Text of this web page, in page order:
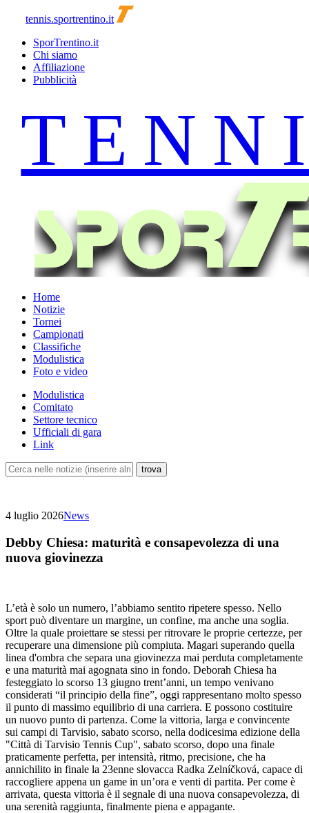
tennis.sportrentino.it
SporTrentino.it
Chi siamo
Affiliazione
Pubblicità
Home
Notizie
Tornei
Campionati
Classifiche
Modulistica
Foto e video
Modulistica
Comitato
Settore tecnico
Ufficiali di gara
Link
4 luglio 2026News
Debby Chiesa: maturità e consapevolezza di una
nuova giovinezza
L’età è solo un numero, l’abbiamo sentito ripetere spesso. Nello
sport può diventare un margine, un confine, ma anche una soglia.
Oltre la quale proiettare se stessi per ritrovare le proprie certezze, per
recuperare una dimensione più compiuta. Magari superando quella
linea d'ombra che separa una giovinezza mai perduta completamente
e una maturità mai agognata sino in fondo. Deborah Chiesa ha
festeggiato lo scorso 13 giugno trent’anni, un tempo venivano
considerati “il principio della fine”, oggi rappresentano molto spesso
il punto di massimo equilibrio di una carriera. E possono costituire
un nuovo punto di partenza. Come la vittoria, larga e convincente
sui campi di Tarvisio, sabato scorso, nella dodicesima edizione della
"Città di Tarvisio Tennis Cup", sabato scorso, dopo una finale
praticamente perfetta, per intensità, ritmo, precisione, che ha
annichilito in finale la 23enne slovacca Radka Zelníčková, capace di
raccogliere appena un game in un’ora e venti di partita. Per come è
arrivata, questa vittoria è il segnale di una nuova consapevolezza, di
una serenità raggiunta, finalmente piena e appagante.